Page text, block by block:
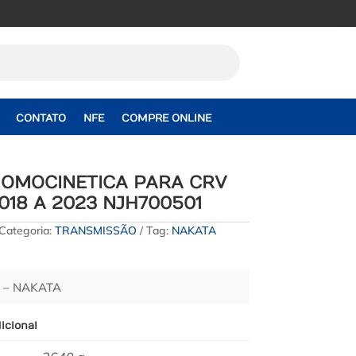
CONTATO NFE COMPRE ONLINE
PARA CRV
A 2023 NJH700501
TRANSMISSÃO Tag: NAKATA
NAKATA